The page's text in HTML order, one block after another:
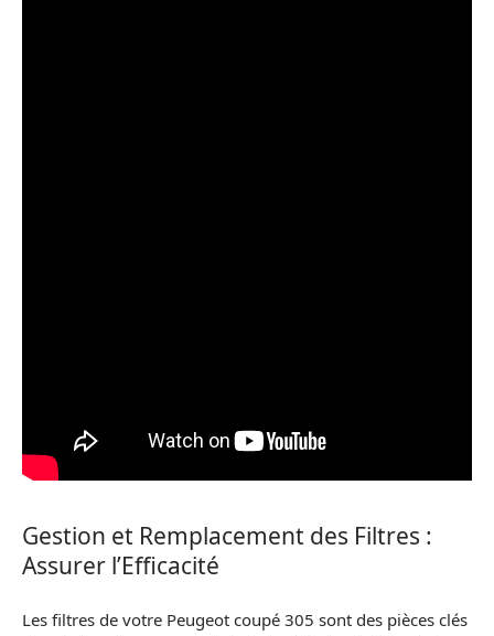
Gestion et Remplacement des Filtres :
Assurer l’Efficacité
Les filtres de votre Peugeot coupé 305 sont des pièces clés